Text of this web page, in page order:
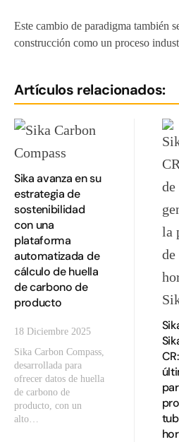
Este cambio de paradigma también
construcción como un proceso
Artículos relacionados:
Sika avanza en su
estrategia de
sostenibilidad
con una
plataforma
automatizada de
cálculo de huella
de carbono de
producto
18 Diciembre 2025
Sika Carbon Compass,
desarrollada para
ofrecer datos de huella
de carbono de
producto, con un
alto…